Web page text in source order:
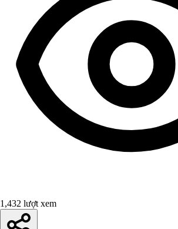
1,432 lượt xem